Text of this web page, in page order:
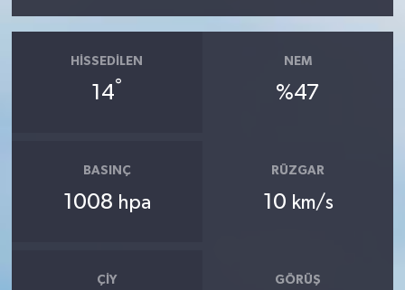
HISSEDILEN
14°
NEM
%47
BASINÇ
1008 hpa
RÜZGAR
10 km/s
ÇIY GÖRÜŞ